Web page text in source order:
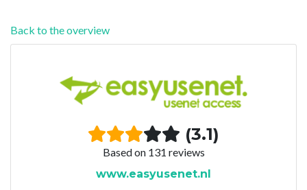
Back to the overview
(3.1)
Based on 131 reviews
www.easyusenet.nl